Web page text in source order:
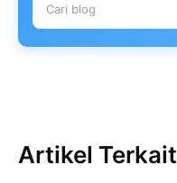
Artikel Terkait